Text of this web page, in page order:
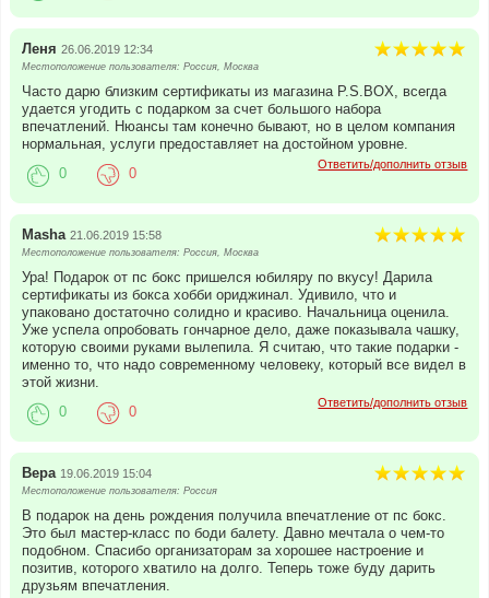
Леня 26.06.2019 12:34
Местоположение пользователя: Россия, Москва
Часто дарю близким сертификаты из магазина P.S.BOX, всегда
удается угодить с подарком за счет большого набора
впечатлений. Нюансы там конечно бывают, но в целом компания
нормальная, услуги предоставляет на достойном уровне.
Ответить/дополнить отзыв
0 0
Masha 21.06.2019 15:58
Местоположение пользователя: Россия, Москва
Ура! Подарок от пс бокс пришелся юбиляру по вкусу! Дарила
сертификаты из бокса хобби ориджинал. Удивило, что и
упаковано достаточно солидно и красиво. Начальница оценила.
Уже успела опробовать гончарное дело, даже показывала чашку,
которую своими руками вылепила. Я считаю, что такие подарки -
именно то, что надо современному человеку, который все видел в
этой жизни.
Ответить/дополнить отзыв
0 0
Вера 19.06.2019 15:04
Местоположение пользователя: Россия
В подарок на день рождения получила впечатление от пс бокс.
Это был мастер-класс по боди балету. Давно мечтала о чем-то
подобном. Спасибо организаторам за хорошее настроение и
позитив, которого хватило на долго. Теперь тоже буду дарить
друзьям впечатления.